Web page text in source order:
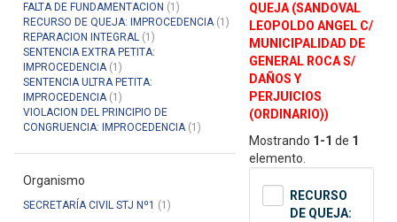
FALTA DE FUNDAMENTACION (1)
RECURSO DE QUEJA: IMPROCEDENCIA(1)
REPARACION INTEGRAL (1)
SENTENCIA EXTRA PETITA:
IMPROCEDENCIA(1)
SENTENCIA ULTRA PETITA:
IMPROCEDENCIA(1)
VIOLACION DEL PRINCIPIO DE
CONGRUENCIA: IMPROCEDENCIA(1)
Organismo
SECRETARÍA CIVIL STJ Nº1 (1)
QUEJA (SANDOVAL
LEOPOLDO ANGEL C/
MUNICIPALIDAD DE
GENERAL ROCA S/
DAÑOS Y
PERJUICIOS
(ORDINARIO))
Mostrando 1-1 de 1
elemento.
RECURSO
DE QUEJA: